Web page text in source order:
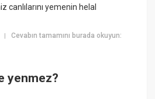
canlılarını yemenin helal
|Cevabın tamamını burada okuyun:
yenmez?